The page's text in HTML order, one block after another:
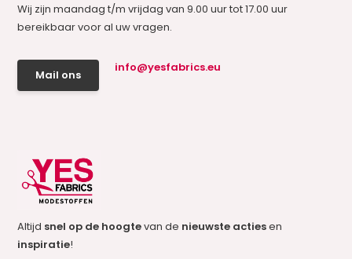
Wij zijn maandag t/m vrijdag van 9.00 uur tot 17.00 uur
bereikbaar voor al uw vragen.
Mail ons
info@yesfabrics.eu
Altijd snel op de hoogtevan de nieuwste actiesen
inspiratie!